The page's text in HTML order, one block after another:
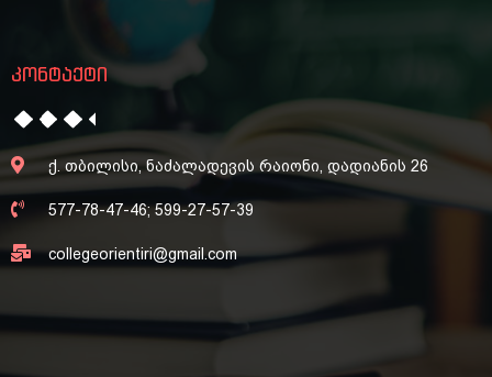
კონტაქტი
ქ. თბილისი, ნაძალადევის რაიონი, დადიანის 26
577-78-47-46; 599-27-57-39
collegeorientiri@gmail.com